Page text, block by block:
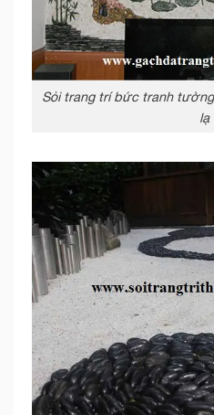
Sỏi trang trí bức tranh
lạ